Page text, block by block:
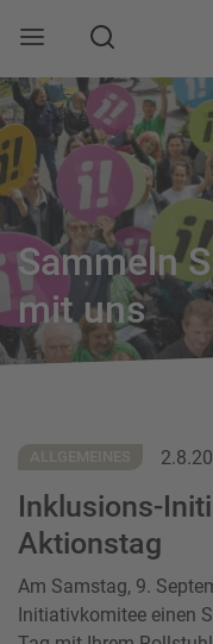
Mobile Navigation
Suche
Sammeln
mit uns
ALLGEMEINES
Inklusions-
Aktionstag
Am Samstag, 9.
Initiativkomitee einen